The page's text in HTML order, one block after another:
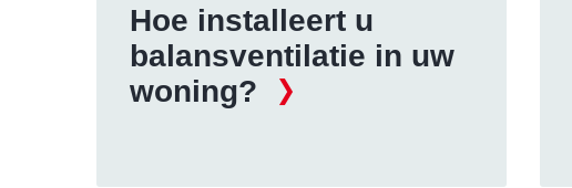
Hoe installeert u
balansventilatie in uw
woning?